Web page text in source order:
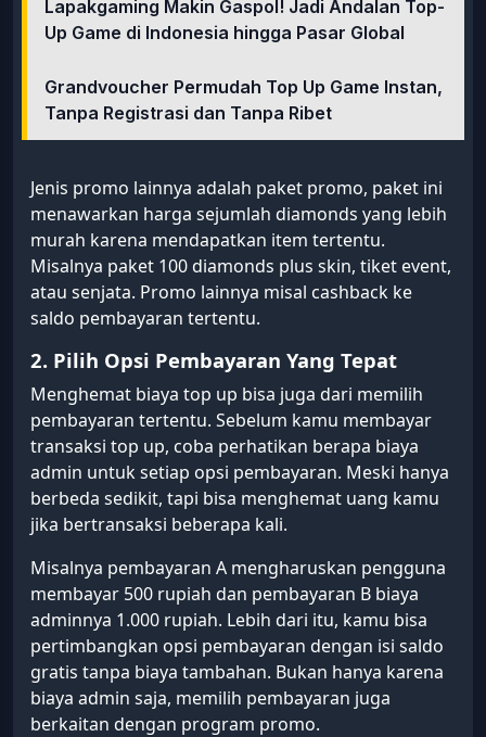
Lapakgaming Makin Gaspol! Jadi Andalan Top-
Up Game di Indonesia hingga Pasar Global
Grandvoucher Permudah Top Up Game Instan,
Tanpa Registrasi dan Tanpa Ribet
Jenis promo lainnya adalah paket promo, paket ini
menawarkan harga sejumlah diamonds yang lebih
murah karena mendapatkan item tertentu.
Misalnya paket 100 diamonds plus skin, tiket event,
atau senjata. Promo lainnya misal cashback ke
saldo pembayaran tertentu.
2. Pilih Opsi Pembayaran Yang Tepat
Menghemat biaya top up bisa juga dari memilih
pembayaran tertentu. Sebelum kamu membayar
transaksi top up, coba perhatikan berapa biaya
admin untuk setiap opsi pembayaran. Meski hanya
berbeda sedikit, tapi bisa menghemat uang kamu
jika bertransaksi beberapa kali.
Misalnya pembayaran A mengharuskan pengguna
membayar 500 rupiah dan pembayaran B biaya
adminnya 1.000 rupiah. Lebih dari itu, kamu bisa
pertimbangkan opsi pembayaran dengan isi saldo
gratis tanpa biaya tambahan. Bukan hanya karena
biaya admin saja, memilih pembayaran juga
berkaitan dengan program promo.